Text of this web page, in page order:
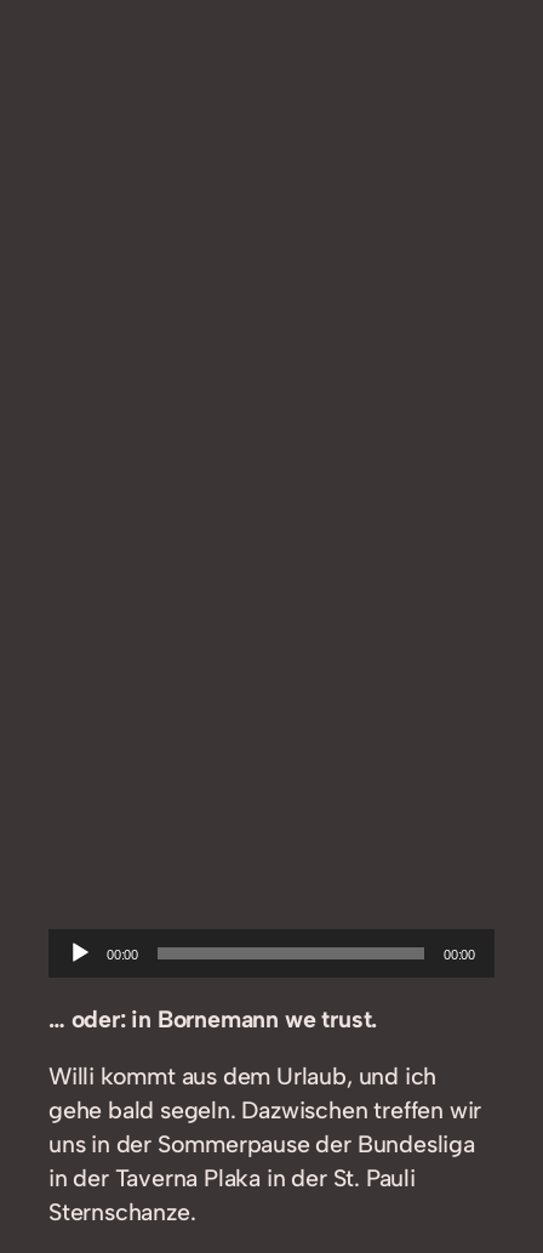
Audio-
Player
00:00 00:00
… oder: in Bornemann we trust.
Willi kommt aus dem Urlaub, und ich
gehe bald segeln. Dazwischen treffen wir
uns in der Sommerpause der Bundesliga
in der Taverna Plaka in der St. Pauli
Sternschanze.